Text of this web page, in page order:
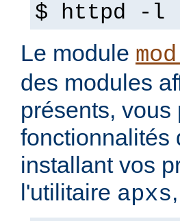
$ httpd -l
Le module
des modules
présents,
fonctionnalités
installant vos
l'utilitaire apxs